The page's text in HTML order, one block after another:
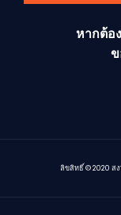
หากต้อ
ลิขสิทธิ์ © 2020 สง